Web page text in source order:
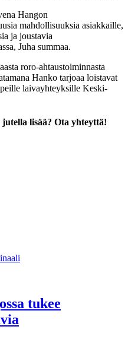
Hangon
mahdollisuuksia asiakkaille,
ja joustavia
Juha summaa.
roro-ahtaustoiminnasta
Hanko tarjoaa loistavat
laivayhteyksille Keski-
lisää? Ota yhteyttä!
tukee